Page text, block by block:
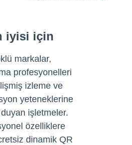
iyisi için
markalar,
profesyonelleri
izleme ve
yeteneklerine
işletmeler.
özelliklere
dinamik QR